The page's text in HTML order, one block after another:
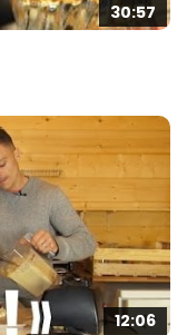
30:57
12:06